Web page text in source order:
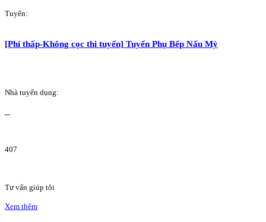
Tuyển:
[Phí thấp-Không cọc thi tuyển] Tuyển Phụ Bếp Nấu Mỳ
Nhà tuyển dụng:
407
Tư vấn giúp tôi
Xem thêm